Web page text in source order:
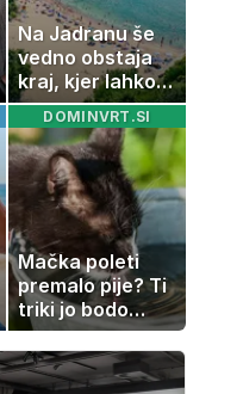
Na Jadranu še
vedno obstaja
kraj, kjer lahko
dopustujete
poceni:
nastanitev že od
10 evrov, kosilo
za pet evrov
DOMINVRT.SI
Mačka poleti
premalo pije? Ti
triki jo bodo
spodbudili, da
zaužije več vode